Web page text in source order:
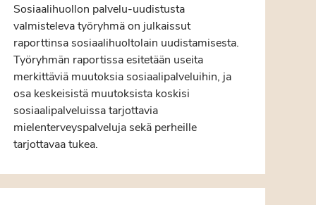
Sosiaalihuollon palvelu-uudistusta
valmisteleva työryhmä on julkaissut
raporttinsa sosiaalihuoltolain uudistamisesta.
Työryhmän raportissa esitetään useita
merkittäviä muutoksia sosiaalipalveluihin, ja
osa keskeisistä muutoksista koskisi
sosiaalipalveluissa tarjottavia
mielenterveyspalveluja sekä perheille
tarjottavaa tukea.